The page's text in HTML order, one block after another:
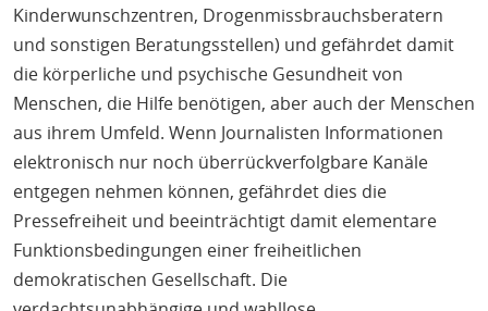
Kinderwunschzentren, Drogenmissbrauchsberatern
und sonstigen Beratungsstellen) und gefährdet damit
die körperliche und psychische Gesundheit von
Menschen, die Hilfe benötigen, aber auch der Menschen
aus ihrem Umfeld. Wenn Journalisten Informationen
elektronisch nur noch überrückverfolgbare Kanäle
entgegen nehmen können, gefährdet dies die
Pressefreiheit und beeinträchtigt damit elementare
Funktionsbedingungen einer freiheitlichen
demokratischen Gesellschaft. Die